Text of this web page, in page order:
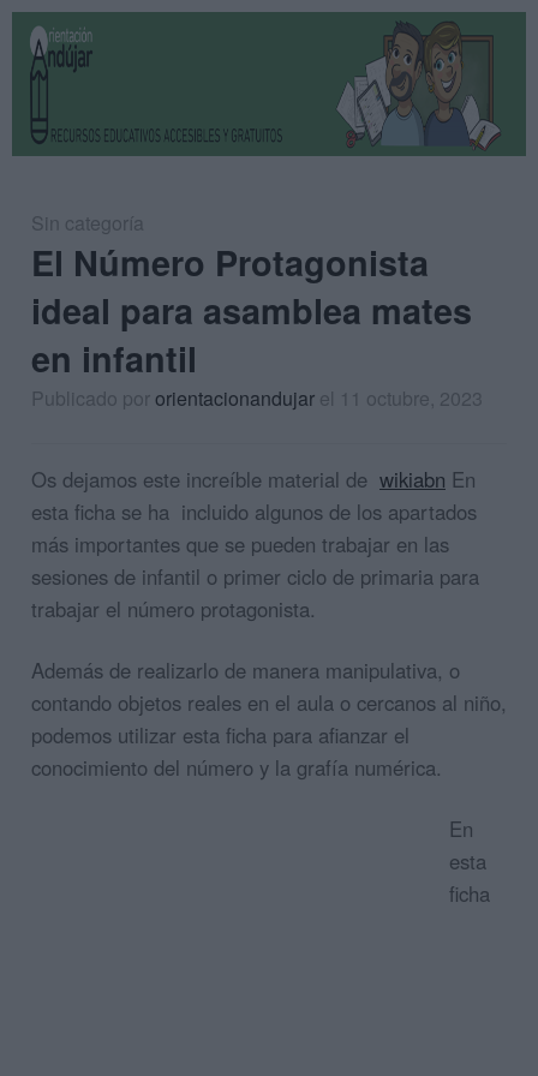
Sin categoría
El Número Protagonista
ideal para asamblea mates
en infantil
Publicado pororientacionandujar el 11 octubre, 2023
Os dejamos este increíble material de wikiabn En
esta ficha se ha incluido algunos de los apartados
más importantes que se pueden trabajar en las
sesiones de infantil o primer ciclo de primaria para
trabajar el número protagonista.
Además de realizarlo de manera manipulativa, o
contando objetos reales en el aula o cercanos al niño,
podemos utilizar esta ficha para afianzar el
conocimiento del número y la grafía numérica.
En
esta
ficha